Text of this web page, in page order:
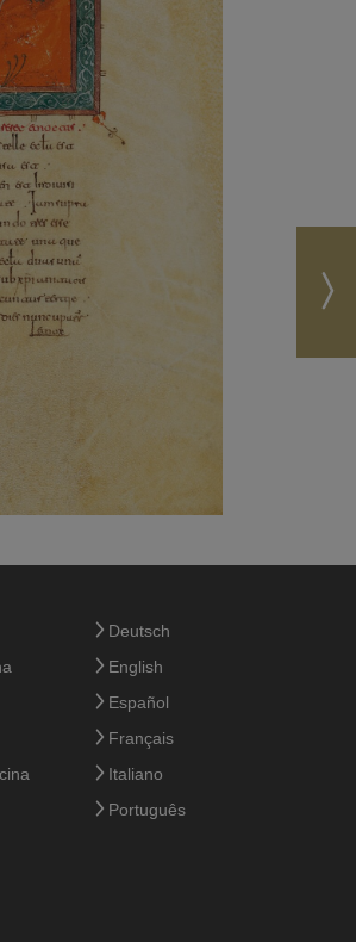
Deutsch
English
Español
Français
Italiano
Português